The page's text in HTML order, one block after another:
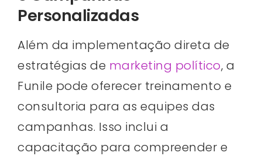
Personalizadas
Além da implementação direta de
estratégias de marketing político, a
Funile pode oferecer treinamento e
consultoria para as equipes das
campanhas. Isso inclui a
capacitação para compreender e